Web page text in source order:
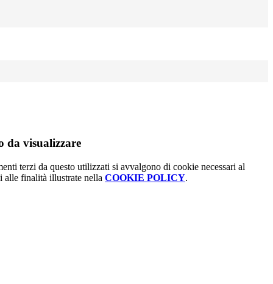
da visualizzare
terzi da questo utilizzati si avvalgono di cookie necessari al
alle finalità illustrate nella COOKIE POLICY.